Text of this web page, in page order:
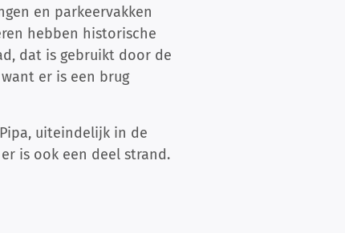
en parkeervakken
hebben historische
dat is gebruikt door de
er is een brug
uiteindelijk in de
is ook een deel strand.